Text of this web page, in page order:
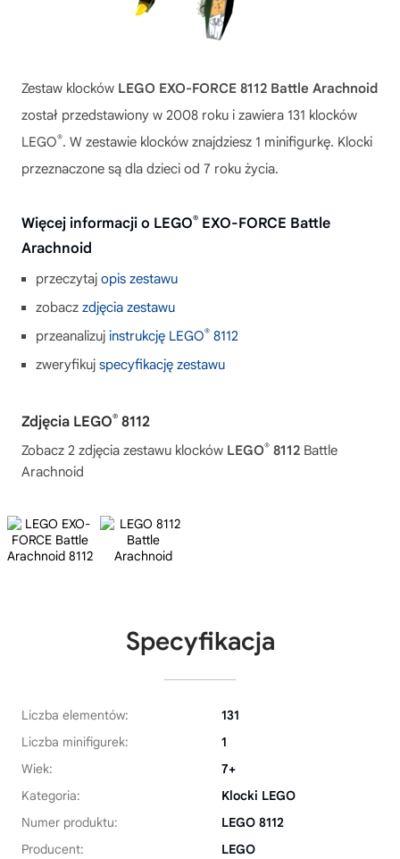
Zestaw klocków LEGO EXO-FORCE 8112 Battle Arachnoid
został przedstawiony w 2008 roku i zawiera 131 klocków
LEGO®. W zestawie klocków znajdziesz 1 minifigurkę. Klocki
przeznaczone są dla dzieci od 7 roku życia.
Więcej informacji o LEGO® EXO-FORCE Battle
Arachnoid
przeczytaj opis zestawu
zobacz zdjęcia zestawu
przeanalizuj instrukcję LEGO® 8112
zweryfikuj specyfikację zestawu
Zdjęcia LEGO® 8112
Zobacz 2 zdjęcia zestawu klocków LEGO® 8112 Battle
Arachnoid
Specyfikacja
Liczba elementów:
131
Liczba minifigurek:
1
Wiek:
7+
Kategoria:
Klocki LEGO
Numer produktu:
LEGO 8112
Producent:
LEGO